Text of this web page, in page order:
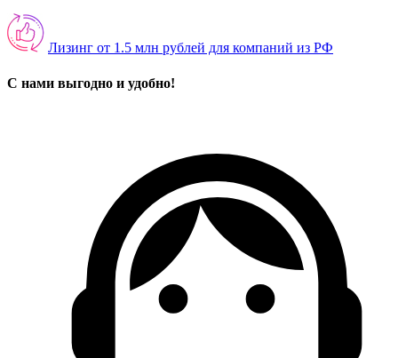
Лизинг от 1.5 млн рублей для компаний из РФ
С нами выгодно и удобно!